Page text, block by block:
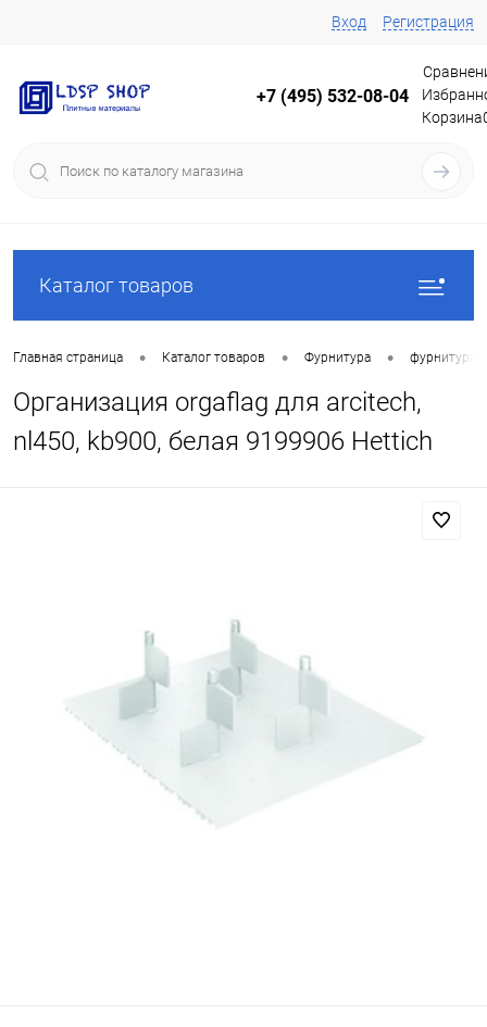
Вход Регистрация
+7 (495) 532-08-04
Корзина
Каталог товаров
Главная страница • Каталог товаров • Фурнитура • фурнитура
Организация orgaflag для arcitech,
nl450, kb900, белая 9199906 Hettich